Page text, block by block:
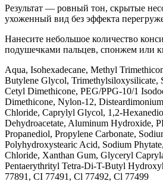
Результат — ровный тон, скрытые
ухоженный вид без эффекта
Нанесите небольшое количество
подушечками пальцев, спонжем или
Aqua, Isohexadecane, Methyl
Butylene Glycol, Trimethylsiloxysilicate,
Cetyl Dimethicone, PEG/PPG-10/1
Dimethicone, Nylon-12,
Chloride, Caprylyl Glycol, 1,2-
Dehydroacetate, Aluminum Hydroxide,
Propanediol, Propylene Carbonate,
Polyhydroxystearic Acid, Sodium
Chloride, Xanthan Gum, Glyceryl
Pentaerythrityl Tetra-Di-T-Butyl
77891, CI 77491, Cl 77492, Cl 77499